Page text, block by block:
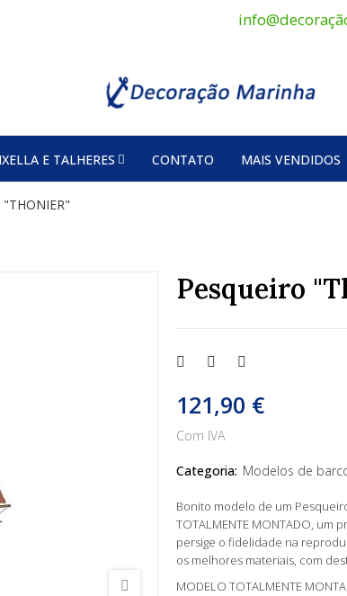
E TALHERES CONTATO MAIS VENDIDOS
"THONIER"
Pesqueiro
121,90 €
Com IVA
Categoria: Modelos de
Bonito modelo de um
TOTALMENTE MONTADO,
persige o fidelidade na
os melhores materiais, com
MODELO TOTALMENTE